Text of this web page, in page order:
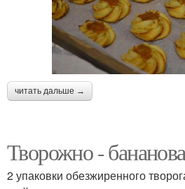
читать дальше →
Творожно -
2 упаковки обезжиренного